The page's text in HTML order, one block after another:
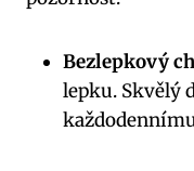
Bezlepkový
lepku. Skvělý